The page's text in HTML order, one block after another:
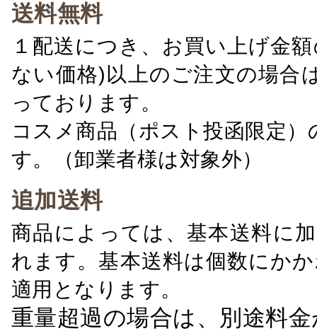
送料無料
１配送につき、お買い上げ金
ない価格)以上のご注文の場合
っております。
コスメ商品（ポスト投函限定
す。（卸業者様は対象外）
追加送料
商品によっては、基本送料に
れます。基本送料は個数にか
適用となります。
重量超過の場合は、別途料